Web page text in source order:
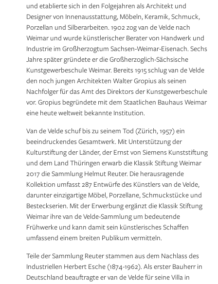
und etablierte sich in den Folgejahren als Architekt und
Designer von Innenausstattung, Möbeln, Keramik, Schmuck,
Porzellan und Silberarbeiten. 1902 zog van de Velde nach
Weimar und wurde künstlerischer Berater von Handwerk und
Industrie im Großherzogtum Sachsen-Weimar-Eisenach. Sechs
Jahre später gründete er die Großherzoglich-Sächsische
Kunstgewerbeschule Weimar. Bereits 1915 schlug van de Velde
den noch jungen Architekten Walter Gropius als seinen
Nachfolger für das Amt des Direktors der Kunstgewerbeschule
vor. Gropius begründete mit dem Staatlichen Bauhaus Weimar
eine heute weltweit bekannte Institution.
Van de Velde schuf bis zu seinem Tod (Zürich, 1957) ein
beeindruckendes Gesamtwerk. Mit Unterstützung der
Kulturstiftung der Länder, der Ernst von Siemens Kunststiftung
und dem Land Thüringen erwarb die Klassik Stiftung Weimar
2017 die Sammlung Helmut Reuter. Die herausragende
Kollektion umfasst 287 Entwürfe des Künstlers van de Velde,
darunter einzigartige Möbel, Porzellane, Schmuckstücke und
Besteckserien. Mit der Erwerbung ergänzt die Klassik Stiftung
Weimar ihre van de Velde-Sammlung um bedeutende
Frühwerke und kann damit sein künstlerisches Schaffen
umfassend einem breiten Publikum vermitteln.
Teile der Sammlung Reuter stammen aus dem Nachlass des
Industriellen Herbert Esche (1874-1962). Als erster Bauherr in
Deutschland beauftragte er van de Velde für seine Villa in